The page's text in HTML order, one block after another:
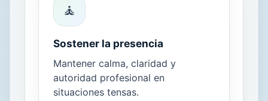
🧘
Sostener la presencia
Mantener calma, claridad y
autoridad profesional en
situaciones tensas.